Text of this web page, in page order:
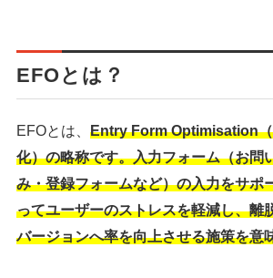
EFOとは？
EFOとは、 Entry Form Optimisation
化）の略称です。入力フォーム（お問
み・登録フォームなど）の入力をサポ
ってユーザーのストレスを軽減し、離
バージョンへ率を向上させる施策を意